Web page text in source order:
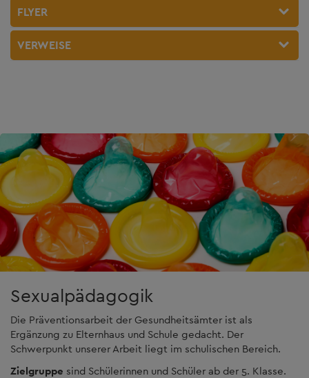
FLYER
VERWEISE
Sexualpädagogik
Die Präventionsarbeit der Gesundheitsämter ist als
Ergänzung zu Elternhaus und Schule gedacht. Der
Schwerpunkt unserer Arbeit liegt im schulischen Bereich.
Zielgruppe sind Schülerinnen und Schüler ab der 5. Klasse.